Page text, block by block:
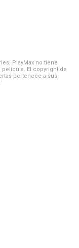
PlayMax no tiene
El copyright de
pertenece a sus